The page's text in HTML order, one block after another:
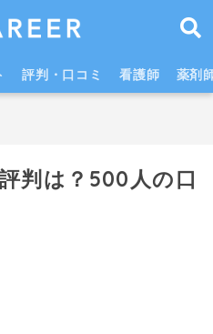
転職エージェント・サイト6選
評判・口コミ 看護師 薬剤
判は？500人の口